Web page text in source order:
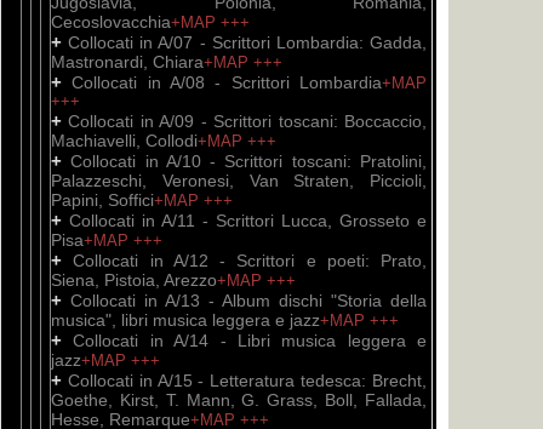
Cecoslovacchia+MAP +++
+Collocati in A/07 - Scrittori Lombardia: Gadda,
Mastronardi, Chiara+MAP +++
+Collocati in A/08 - Scrittori Lombardia+MAP
+++
+Collocati in A/09 - Scrittori toscani: Boccaccio,
Machiavelli, Collodi+MAP +++
+Collocati in A/10 - Scrittori toscani: Pratolini,
Palazzeschi, Veronesi, Van Straten, Piccioli,
Papini, Soffici+MAP +++
+ Collocati in A/11 - Scrittori Lucca, Grosseto e
Pisa+MAP +++
+Collocati in A/12 - Scrittori e poeti: Prato,
Siena, Pistoia, Arezzo+MAP +++
+ Collocati in A/13 - Album dischi "Storia della
musica", libri musica leggera e jazz+MAP +++
+Collocati in A/14 - Libri musica leggera e
jazz+MAP +++
+ Collocati in A/15 - Letteratura tedesca: Brecht,
Goethe, Kirst, T. Mann, G. Grass, Boll, Fallada,
Hesse, Remarque+MAP +++